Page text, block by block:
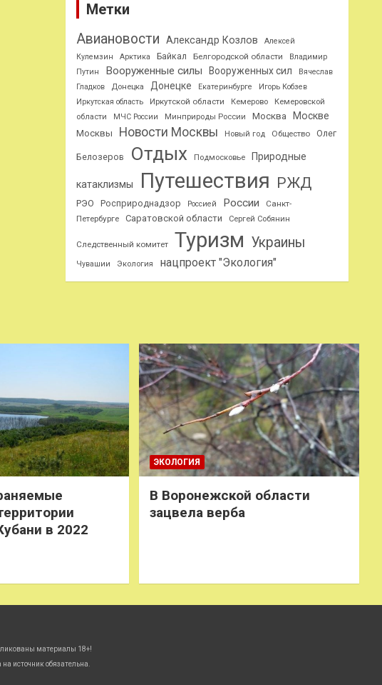
Метки
Авиановости Александр Козлов
Алексей
Кулемзин
Арктика Байкал Белгородской области
Владимир
Путин
Вооруженные силы Вооруженных сил
Вячеслав
Гладков
Донецка Донецке Екатеринбурге
Игорь Кобзев
Иркутская область
Иркутской области Кемерово
Кемеровской
области
МЧС России Минприроды России Москва Москве
Москвы Новости Москвы Новый год Общество Олег
Белозеров Отдых Подмосковье Природные
катаклизмы Путешествия РЖД
РЭО Росприроднадзор Россией России
Санкт-
Петербурге
Саратовской области Сергей Собянин
Следственный комитет Туризм Украины
Чувашии Экология нацпроект "Экология"
в 2022
ЭКОЛОГИЯ
В Воронежской области
зацвела верба
материалы 18+!
источник обязательна.